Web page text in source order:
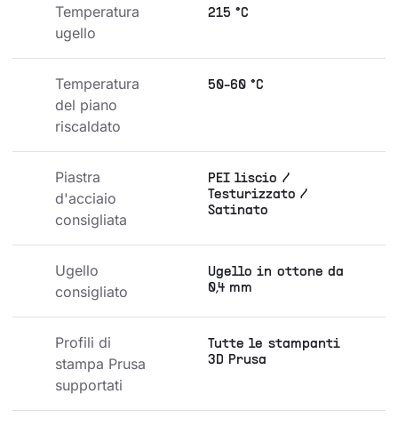
Temperatura
ugello
215 °C
Temperatura
del piano
riscaldato
50-60 °C
Piastra
d'acciaio
consigliata
PEI liscio /
Testurizzato /
Satinato
Ugello
consigliato
Ugello in ottone da
0,4 mm
Profili di
stampa Prusa
supportati
Tutte le stampanti
3D Prusa